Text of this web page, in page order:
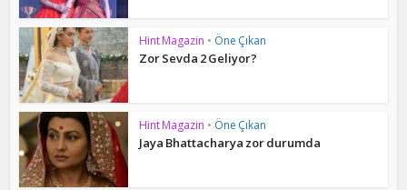
Hint Magazin • Öne Çıkan
Zor Sevda 2 Geliyor?
Hint Magazin • Öne Çıkan
Jaya Bhattacharya zor durumda